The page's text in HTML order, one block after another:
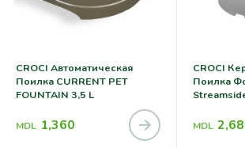
CROCI Автоматическая
Поилка CURRENT PET
FOUNTAIN 3,5 L
MDL 1,360
CROCI
Поилка
MDL